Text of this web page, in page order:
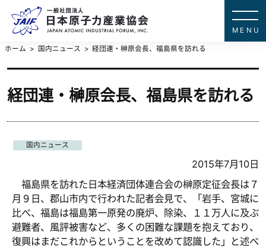
ホーム 国内ニュース 経団連・榊原会長、福島県を訪れる
経団連・榊原会長、福島県を訪れる
国内ニュース
2015年7月10日
福島県を訪れた日本経済団体連合会の榊原定征会長は７
月９日、郡山市内で行われた記者会見で、「岩手、宮城に
比べ、福島は福島第一原発の廃炉、除染、１１万人に及ぶ
避難者、風評被害など、多くの困難な課題を抱えており、
復興はまだこれからということを改めて認識した」と述べ